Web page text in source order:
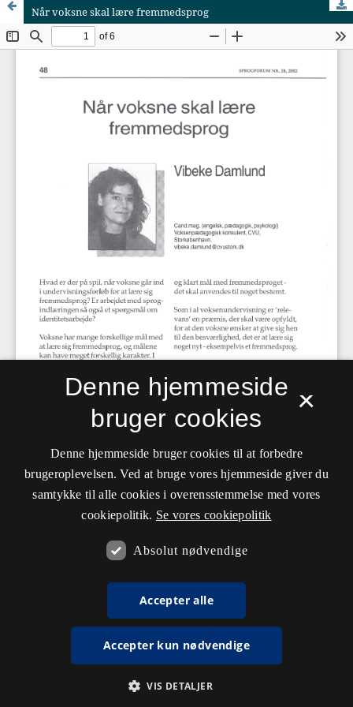
Når voksne skal lære fremmedsprog
×
Denne hjemmeside
bruger cookies
Denne hjemmeside bruger cookies til at forbedre
brugeroplevelsen. Ved at bruge vores hjemmeside giver du
samtykke til alle cookies i overensstemmelse med vores
cookiepolitik. Se vores cookiepolitik
Absolut nødvendige
Accepter alle
Accepter kun nødvendige
VIS DETALJER